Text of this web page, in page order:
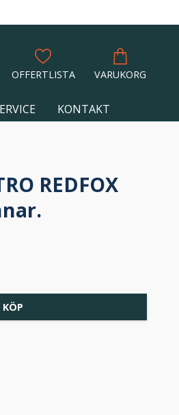
OFFERTLISTA VARUKORG
KONTAKT
REDFOX
KÖP